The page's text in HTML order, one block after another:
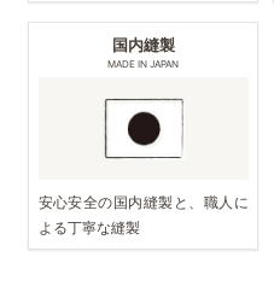
国内縫製
MADE IN JAPAN
安心安全の国内縫製と、職人に
よる丁寧な縫製